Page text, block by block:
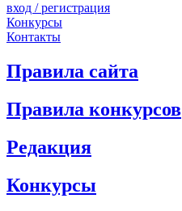
вход / регистрация
Конкурсы
Контакты
Правила сайта
Правила конкурсов
Редакция
Конкурсы